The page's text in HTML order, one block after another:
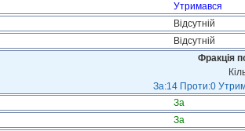
Утримався
Відсутній
Відсутній
Фракція
За:14 Проти:0
За
За